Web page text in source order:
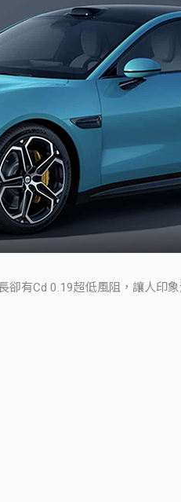
有Cd 0.19超低風阻，讓人印象